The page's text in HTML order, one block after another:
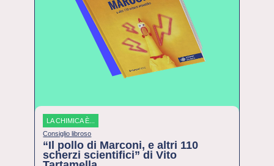
LA CHIMICA È...
Consiglio libroso
“Il pollo di Marconi, e altri 110
scherzi scientifici” di Vito